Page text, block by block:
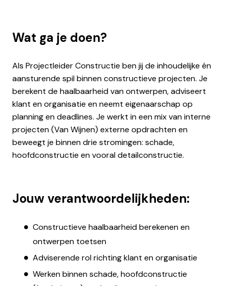
Wat ga je doen?
Als Projectleider Constructie ben jij de inhoudelijke én
aansturende spil binnen constructieve projecten. Je
berekent de haalbaarheid van ontwerpen, adviseert
klant en organisatie en neemt eigenaarschap op
planning en deadlines. Je werkt in een mix van interne
projecten (Van Wijnen) externe opdrachten en
beweegt je binnen drie stromingen: schade,
hoofdconstructie en vooral detailconstructie.
Jouw verantwoordelijkheden:
Constructieve haalbaarheid berekenen en
ontwerpen toetsen
Adviserende rol richting klant en organisatie
Werken binnen schade, hoofdconstructie